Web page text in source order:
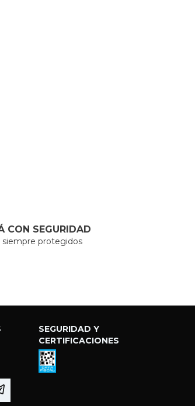
CON SEGURIDAD
siempre protegidos
SEGURIDAD Y
CERTIFICACIONES